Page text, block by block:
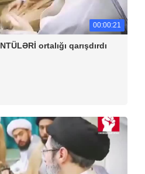
00:00:21
ortalığı qarışdırdı